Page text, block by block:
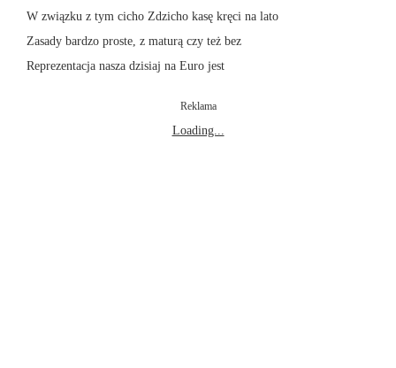
W związku z tym cicho Zdzicho kasę kręci na lato
Zasady bardzo proste, z maturą czy też bez
Reprezentacja nasza dzisiaj na Euro jest
Reklama
Loading...